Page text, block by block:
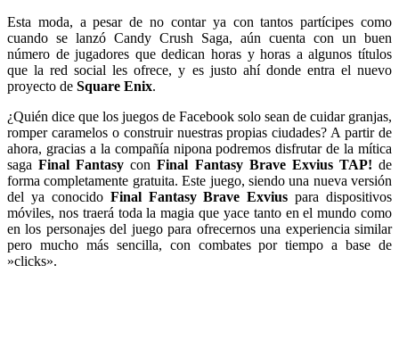
Esta moda, a pesar de no contar ya con tantos partícipes como
cuando se lanzó Candy Crush Saga, aún cuenta con un buen
número de jugadores que dedican horas y horas a algunos títulos
que la red social les ofrece, y es justo ahí donde entra el nuevo
proyecto de Square Enix.
¿Quién dice que los juegos de Facebook solo sean de cuidar granjas,
romper caramelos o construir nuestras propias ciudades? A partir de
ahora, gracias a la compañía nipona podremos disfrutar de la mítica
sagaFinal Fantasy conFinal Fantasy Brave Exvius TAP! de
forma completamente gratuita. Este juego, siendo una nueva versión
del ya conocido Final Fantasy Brave Exvius para dispositivos
móviles, nos traerá toda la magia que yace tanto en el mundo como
en los personajes del juego para ofrecernos una experiencia similar
pero mucho más sencilla, con combates por tiempo a base de
»clicks».